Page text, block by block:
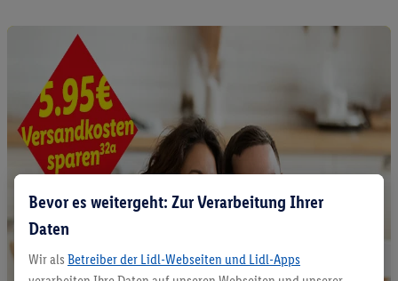
Bevor es weitergeht: Zur Verarbeitung Ihrer
Daten
Wir als Betreiber der Lidl-Webseiten und Lidl-Apps